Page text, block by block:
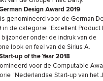
Design Award 2019
is genomineerd voor de German
in de categorie “Excellent Product
bijzonder onder de indruk van de
look en feel van de Sirius A.
up of the Year 2018
voor de Computable
“Nederlandse Start-up van het